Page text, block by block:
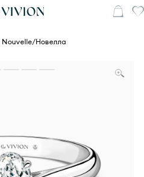
Nouvelle/Новелла